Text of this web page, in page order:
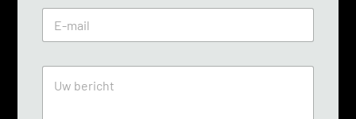
o
n
E
a
U